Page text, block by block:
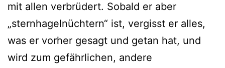
mit allen verbrüdert. Sobald er aber
„sternhagelnüchtern“ ist, vergisst er alles,
was er vorher gesagt und getan hat, und
wird zum gefährlichen, andere